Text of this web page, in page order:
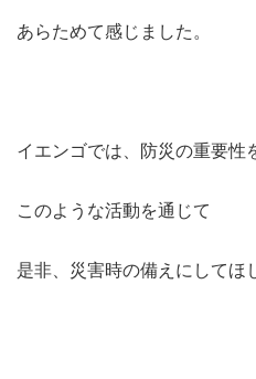
あらためて感じました。
イエンゴでは、防災の重要性
このような活動を通じて
是非、災害時の備えにしてほ